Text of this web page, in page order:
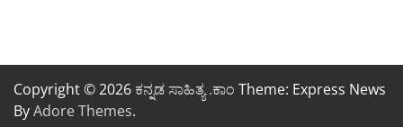
Copyright © 2026 ಕನ್ನಡ ಸಾಹಿತ್ಯ .ಕಾಂ Theme: Express News
ByAdore Themes.